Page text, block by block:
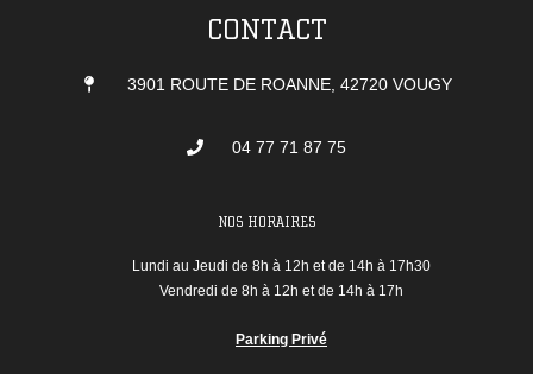
CONTACT
3901 ROUTE DE ROANNE, 42720 VOUGY
04 77 71 87 75
NOS HORAIRES
Lundi au Jeudi de 8h à 12h et de 14h à 17h30
Vendredi de 8h à 12h et de 14h à 17h
Parking Privé